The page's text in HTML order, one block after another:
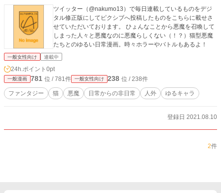
ツイッター（@nakumo13）で毎日連載しているものをデジ
タル修正版にしてピクシブへ投稿したものをこちらに載せさ
せていただいております。 ひょんなことから悪魔を召喚して
しまった人々と悪魔なのに悪魔らしくない（！？）猫型悪魔
たちとのゆるい日常漫画。時々ホラーやバトルもあるよ！
一般女性向け 連載中
24h.ポイント 0pt
一般漫画 781 位 / 781件 一般女性向け 238 位 / 238件
ファンタジー 猫 悪魔 日常からの非日常 人外 ゆるキャラ
登録日 2021.08.10
2件